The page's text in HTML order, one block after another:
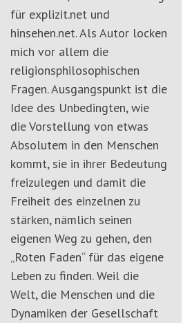
für explizit.net und
hinsehen.net. Als Autor locken
mich vor allem die
religionsphilosophischen
Fragen. Ausgangspunkt ist die
Idee des Unbedingten, wie
die Vorstellung von etwas
Absolutem in den Menschen
kommt, sie in ihrer Bedeutung
freizulegen und damit die
Freiheit des einzelnen zu
stärken, nämlich seinen
eigenen Weg zu gehen, den
„Roten Faden“ für das eigene
Leben zu finden. Weil die
Welt, die Menschen und die
Dynamiken der Gesellschaft